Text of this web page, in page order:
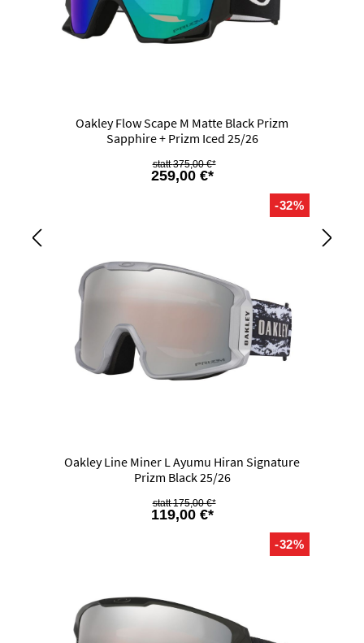
Oakley Flow Scape M Matte Black Prizm
Sapphire + Prizm Iced 25/26
259,00 €*
375,00 €*
-32%
Oakley Line Miner L Ayumu Hiran Signature
Prizm Black 25/26
119,00 €*
175,00 €*
-32%